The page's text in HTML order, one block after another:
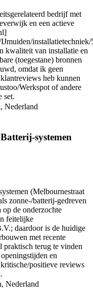
bedrijf met
en een actieve
installatietechniek/
kwaliteit van installatie en
(toegestane) bronnen
omdat ik geen
heb kunnen
Werkspot of andere
set.
Nederland
systemen
(Melbournestraat
zonne-/batterij-gedreven
de onderzochte
feitelijke
daardoor is de huidige
met recente
praktisch terug te vinden
en
positieve reviews
Nederland